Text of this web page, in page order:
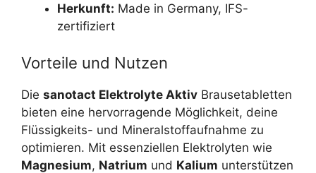
Herkunft: Made in Germany, IFS-
zertifiziert
Vorteile und Nutzen
Die sanotact Elektrolyte Aktiv Brausetabletten
bieten eine hervorragende Möglichkeit, deine
Flüssigkeits- und Mineralstoffaufnahme zu
optimieren. Mit essenziellen Elektrolyten wie
Magnesium, Natrium und Kalium unterstützen